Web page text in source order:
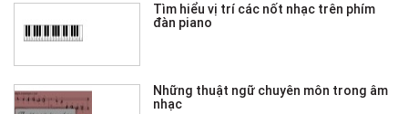
Tìm hiểu vị trí các nốt nhạc trên phím
đàn piano
Những thuật ngữ chuyên môn trong âm
nhạc